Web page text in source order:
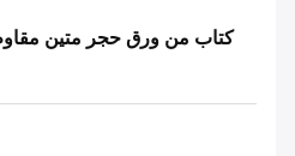
كتاب من ورق حجر متين